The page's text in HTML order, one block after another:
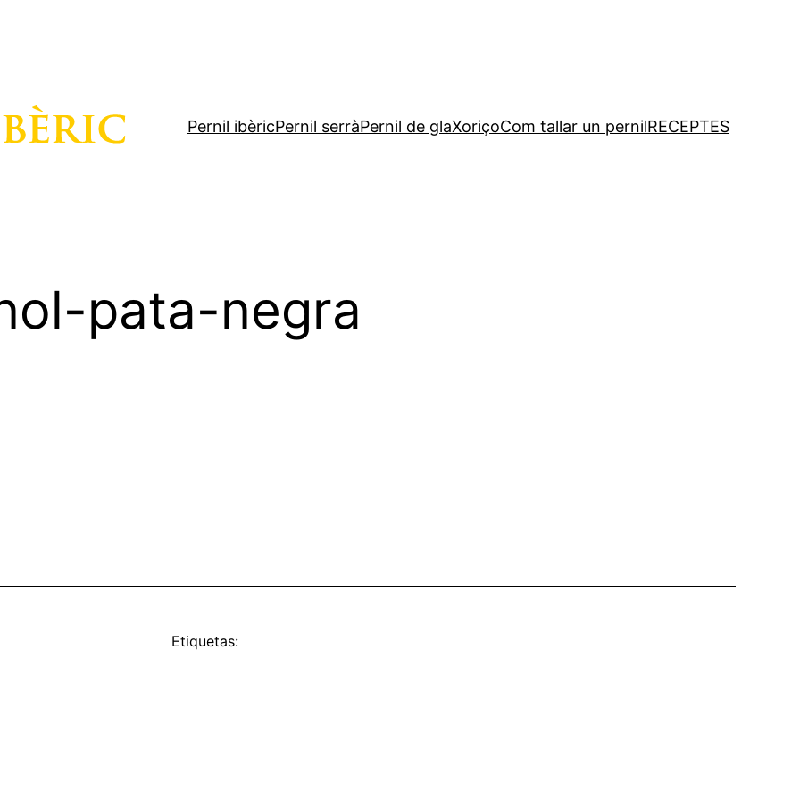
Pernil ibèricPernil serràPernil de glaXoriçoCom tallar un pernilRECEPTES
pata-negra
Etiquetas: